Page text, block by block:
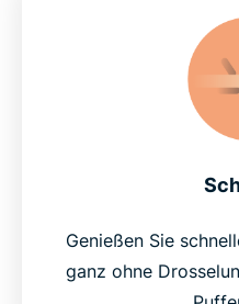
Genießen Sie
ganz ohne